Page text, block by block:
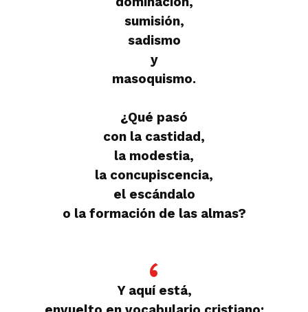
sumisión,
sadismo
y
masoquismo.
¿Qué pasó
con la castidad,
la modestia,
la concupiscencia,
el escándalo
o la formación de las almas?
Y aquí está,